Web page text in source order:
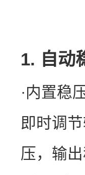
1. 自动
·内置稳
即时调
压，输